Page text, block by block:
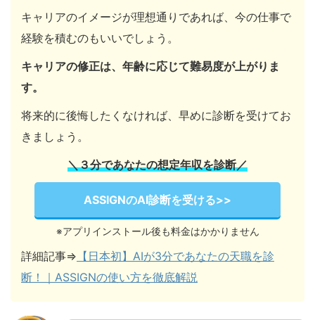
キャリアのイメージが理想通りであれば、今の仕事で
経験を積むのもいいでしょう。
キャリアの修正は、年齢に応じて難易度が上がりま
す。
将来的に後悔したくなければ、早めに診断を受けてお
きましょう。
＼３分であなたの想定年収を診断／
ASSIGNのAI診断を受ける>>
※アプリインストール後も料金はかかりません
詳細記事⇒ 【日本初】AIが3分であなたの天職を診
断！｜ASSIGNの使い方を徹底解説